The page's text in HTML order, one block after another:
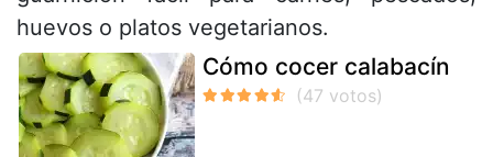
huevos o platos vegetarianos.
Cómo cocer calabacín